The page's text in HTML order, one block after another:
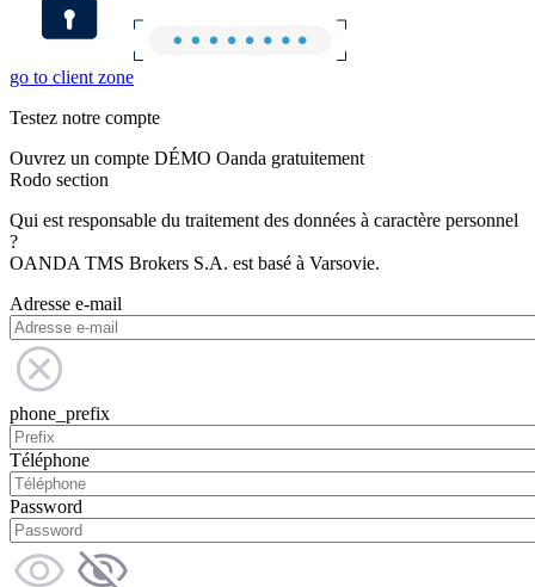
go to client zone
Testez notre compte
Ouvrez un compte DÉMO Oanda gratuitement
Rodo section
Qui est responsable du traitement des données à caractère personnel
?
OANDA TMS Brokers S.A. est basé à Varsovie.
Adresse e-mail
phone_prefix
Téléphone
Password